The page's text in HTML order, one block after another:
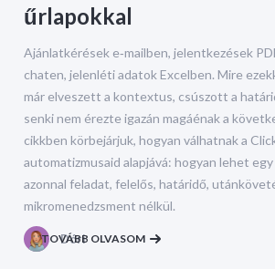
űrlapokkal
Ajánlatkérések e‑mailben, jelentkezések
chaten, jelenléti adatok Excelben. Mire
már elveszett a kontextus, csúszott a
senki nem érezte igazán magáénak a
cikkben körbejárjuk, hogyan válhatnak a
automatizmusaid alapjává: hogyan lehet
azonnal feladat, felelős, határidő,
mikromenedzsment nélkül.
Dóri
TOVÁBB OLVASOM